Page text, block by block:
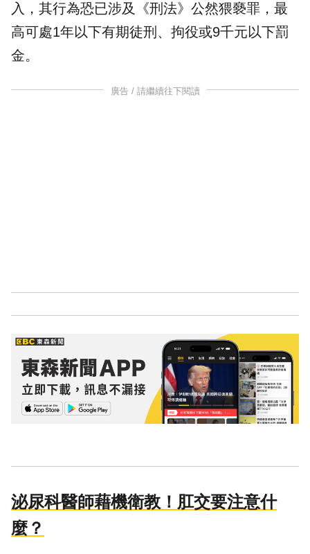
入，其行為恐已涉及《刑法》公然猥褻罪，最
高可處1年以下有期徒刑、拘役或9千元以下罰
金。
廣告 / 請繼續往下閱讀
泌尿科醫師藉機衛教！肛交要注意什
麼？